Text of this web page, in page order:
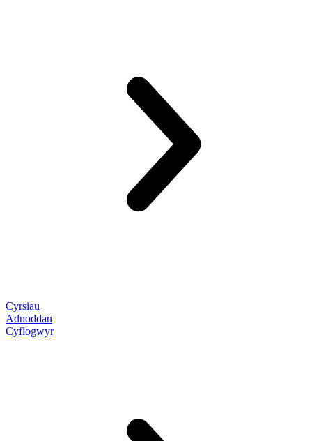
Cyrsiau
Adnoddau
Cyflogwyr